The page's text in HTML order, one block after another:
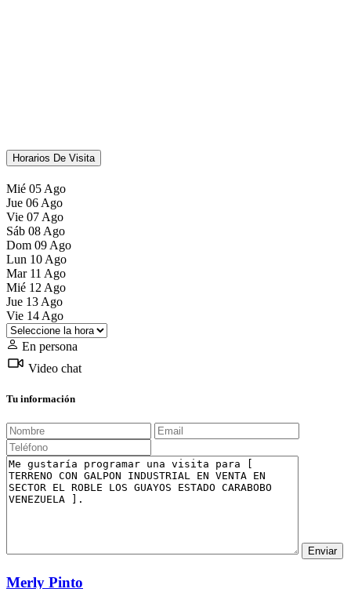
Horarios De Visita
Mié 05 Ago
Jue 06 Ago
Vie 07 Ago
Sáb 08 Ago
Dom 09 Ago
Lun 10 Ago
Mar 11 Ago
Mié 12 Ago
Jue 13 Ago
Vie 14 Ago
En persona
Video chat
Tu información
Merly Pinto